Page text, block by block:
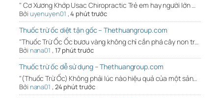
" Cơ Xương Khớp Usac Chiropractic Trẻ em hay người lớn …
Bởi uyenuyen01 ,4 phút trước
Thuốc trừ ốc diệt tận gốc – Thethuangroup.com
"Thuốc Trừ Ốc Ốc bươu vàng không chỉ cắn phá cây non tr…
Bởi nana01 , 17 phút trước
Thuốc trừ ốc dễ sử dụng – Thethuangroup.com
"(Thuốc Trừ Ốc) Không phải lúc nào hiệu quả của một sản…
Bởi nana01 , 24 phút trước